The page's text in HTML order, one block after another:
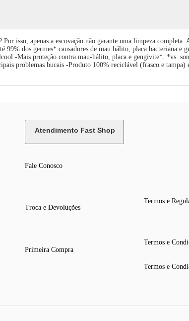
Por isso, apenas a escovação não garante uma limpeza
99% dos germes* causadores de mau hálito, placa bacteriana
-Mais proteção contra mau-hálito, placa e gengivite*. *vs.
problemas bucais -Produto 100% reciclável (frasco e
Atendimento Fast Shop
Fale Conosco
Troca e Devoluções
Primeira Compra
Termos e
Termos e
Termos e